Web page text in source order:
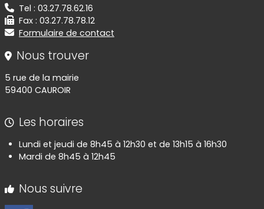
Tel : 03.27.78.62.16
Fax : 03.27.78.78.12
Formulaire de contact
Nous trouver
5 rue de la mairie
59400 CAUROIR
Les horaires
Lundi et jeudi de 8h45 à 12h30 et de 13h15 à 16h30
Mardi de 8h45 à 12h45
Nous suivre